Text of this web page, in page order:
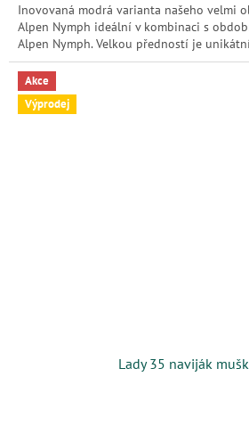
Inovovaná modrá varianta našeho velmi
Alpen Nymph ideální v kombinaci s
Alpen Nymph. Velkou předností je
Akce
Výprodej
Lady 35 naviják